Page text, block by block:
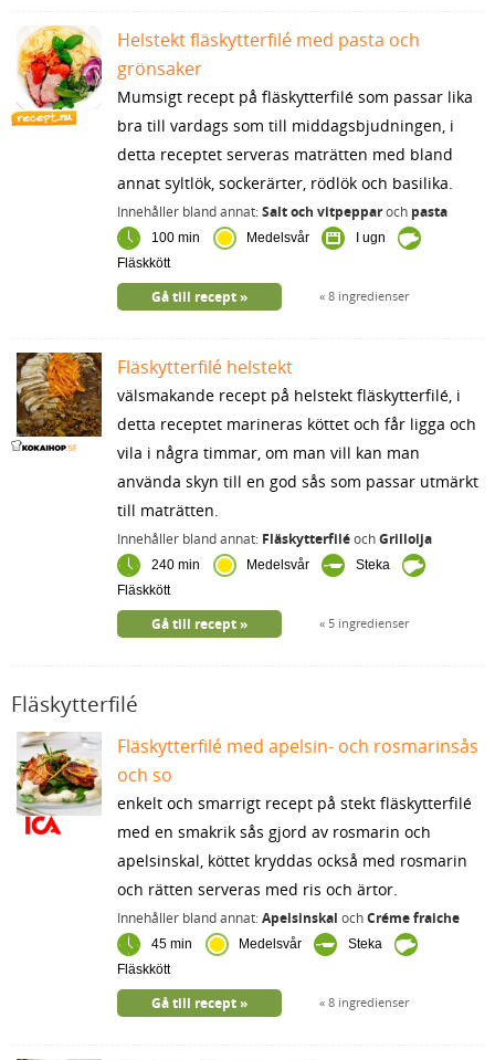
Helstekt fläskytterfilé med pasta och
grönsaker
Mumsigt recept på fläskytterfilé som passar lika
bra till vardags som till middagsbjudningen, i
detta receptet serveras maträtten med bland
annat syltlök, sockerärter, rödlök och basilika.
Innehåller bland annat:Salt och vitpepparoch pasta
100 min Medelsvår
I ugn
Fläskkött
8 ingredienser
Gå till recept
Fläskytterfilé helstekt
välsmakande recept på helstekt fläskytterfilé, i
detta receptet marineras köttet och får ligga och
vila i några timmar, om man vill kan man
använda skyn till en god sås som passar utmärkt
till maträtten.
Innehåller bland annat: FläskytterfiléochGrillolja
240 min Medelsvår
Steka
Fläskkött
5 ingredienser
Gå till recept
Fläskytterfilé
Fläskytterfilé med apelsin- och rosmarinsås
och so
enkelt och smarrigt recept på stekt fläskytterfilé
med en smakrik sås gjord av rosmarin och
apelsinskal, köttet kryddas också med rosmarin
och rätten serveras med ris och ärtor.
Innehåller bland annat:Apelsinskal ochCréme fraiche
45 min Medelsvår
Steka
Fläskkött
8 ingredienser
Gå till recept